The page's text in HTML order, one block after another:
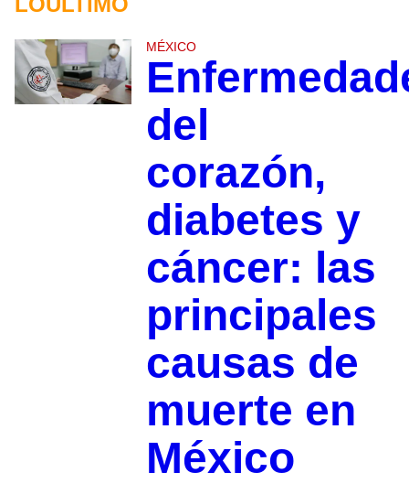
MÉXICO
del
corazón,
diabetes y
cáncer: las
principales
causas de
muerte en
México